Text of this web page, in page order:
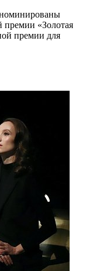
премии «Золотая
премии для